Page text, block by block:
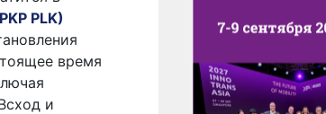
PLK)
время
и